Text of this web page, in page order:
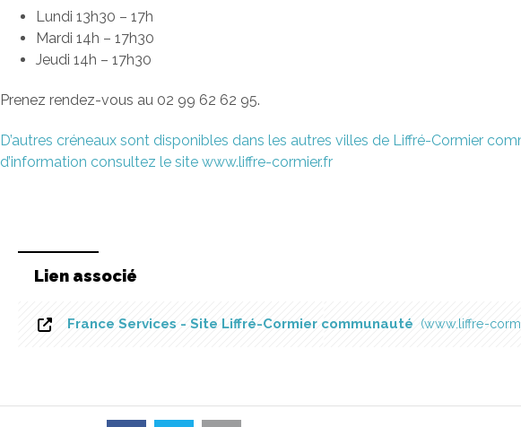
Lundi 13h30 – 17h
Mardi 14h – 17h30
Jeudi 14h – 17h30
Prenez rendez-vous au 02 99 62 62 95.
D’autres créneaux sont disponibles dans les autres villes de Liffré-Cormier
d’information consultez le site www.liffre-cormier.fr
Lien associé
France Services - Site Liffré-Cormier communauté www.liffre-